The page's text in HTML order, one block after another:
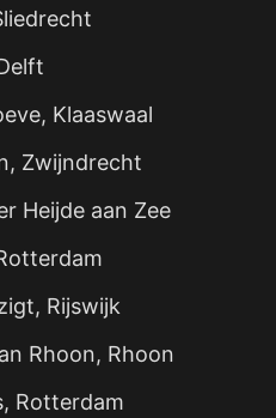
Klaaswaal
Zwijndrecht
Heijde aan Zee
Rijswijk
Rhoon, Rhoon
Rotterdam